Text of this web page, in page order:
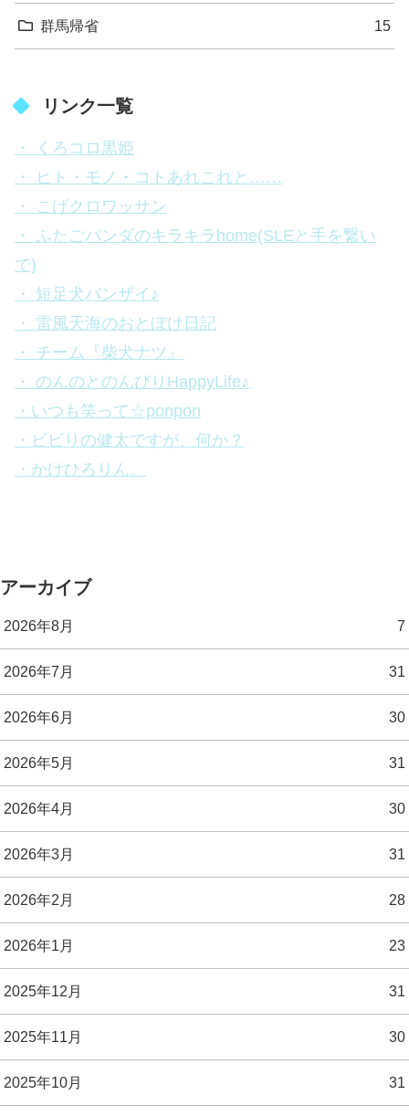
群馬帰省 15
リンク一覧
・ くろコロ黒姫
・ ヒト・モノ・コトあれこれと……
・ こげクロワッサン
・ ふたごパンダのキラキラhome(SLEと手を繋い
で)
・ 短足犬バンザイ♪
・ 雷風天海のおとぼけ日記
・ チーム『柴犬ナツ』
・ のんのとのんびりHappyLife♪
・いつも笑って☆ponpon
・ビビりの健太ですが、何か？
・かけひろりん。
アーカイブ
2026年8月 7
2026年7月 31
2026年6月 30
2026年5月 31
2026年4月 30
2026年3月 31
2026年2月 28
2026年1月 23
2025年12月 31
2025年11月 30
2025年10月 31